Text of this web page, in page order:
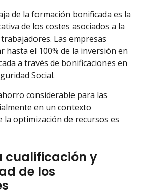
de la formación bonificada es la
de los costes asociados a la
Las empresas
hasta el 100% de la inversión en
a través de bonificaciones en
Social.
considerable para las
en un contexto
la optimización de recursos es
cualificación y
de los